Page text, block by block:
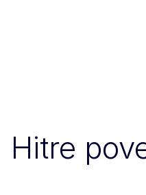
Hitre